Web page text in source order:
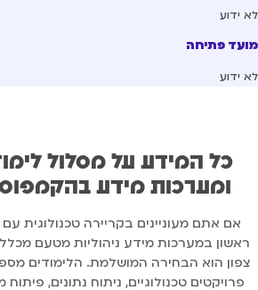
ידוע
פתיחה
ידוע
כל המידע על מסלול
ומערכות מידע בהקמפוס
אם אתם מעוניינים בקריירה טכנולוגית עם
ראשון במערכות מידע ניהוליות מטעם
צפון הוא הבחירה המושלמת. הלימודים
פרויקטים טכנולוגיים, ניתוח נתונים,